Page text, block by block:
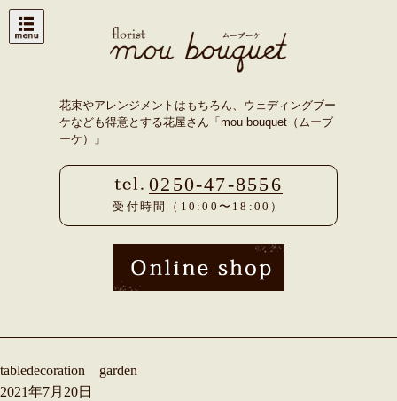
Skip
花束やアレンジメントはもちろん、ウェディングブー
ケなども得意とする花屋さん「mou bouquet（ムーブ
ーケ）」
0250-47-8556
受付時間（10:00〜18:00）
tabledecoration garden
2021年7月20日